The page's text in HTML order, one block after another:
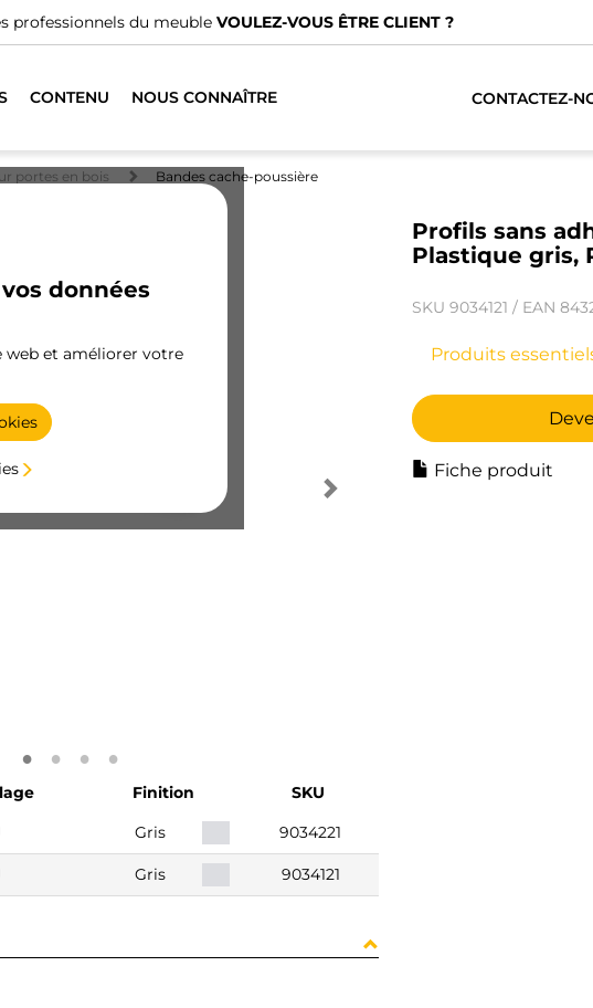
professionnels du meuble VOULEZ-VOUS ÊTRE CLIENT ?
CONTENU NOUS CONNAÎTRE CONTACTEZ-
données
web et améliorer votre
portes en bois Bandes cache-poussière
Profils sans
Plastique gris,
SKU 9034121 / EAN
Produits
Fiche produit
Finition
SKU
Gris 9034221
Gris 9034121